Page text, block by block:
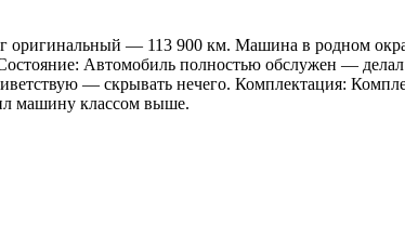
оригинальный — 113 900 км. Машина в родном
Автомобиль полностью обслужен —
— скрывать нечего. Комплектация:
машину классом выше.